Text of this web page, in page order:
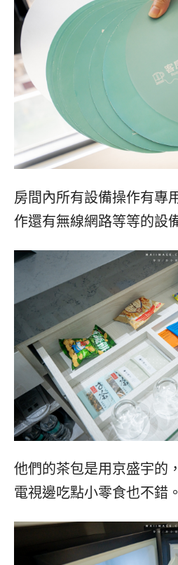
房間內所有設備操作有專
作還有無線網路等等的設
他們的茶包是用京盛宇的
電視邊吃點小零食也不錯。